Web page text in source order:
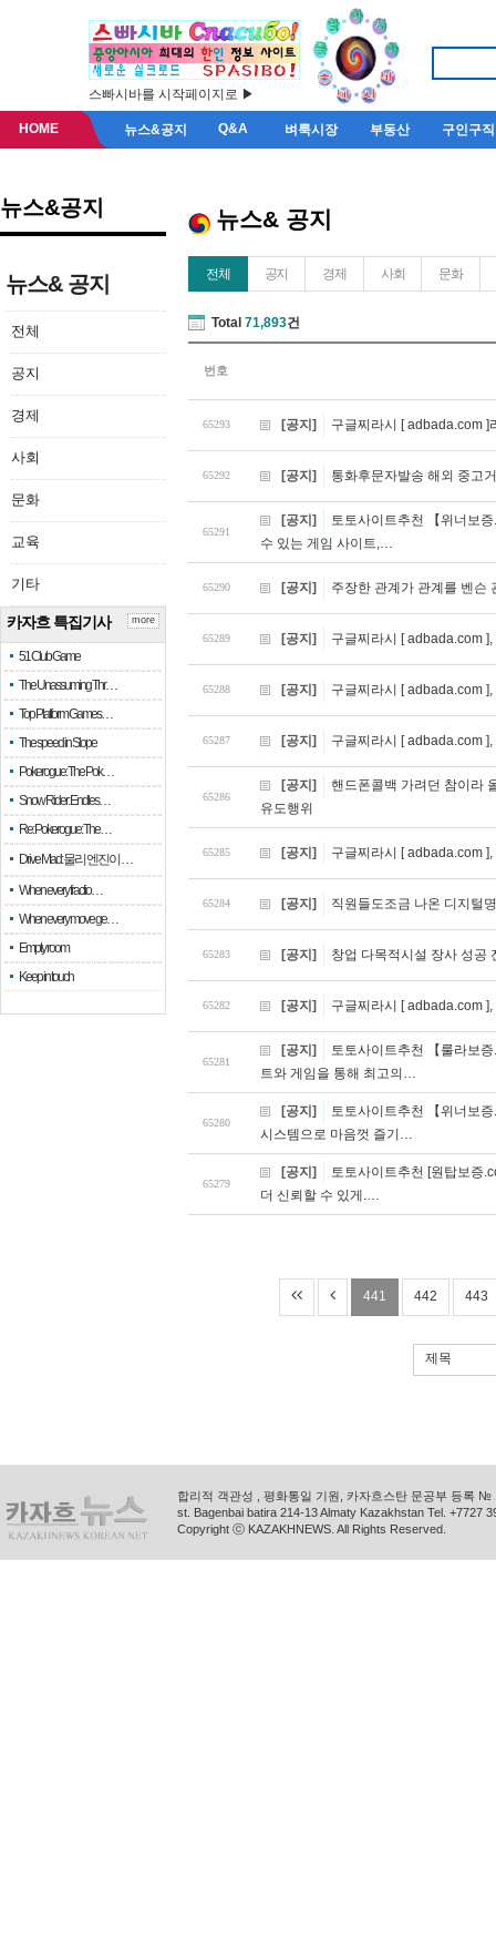
스빠시바를 시작페이지로 ▶
HOME 뉴스&공지 Q&A 벼룩시장 부동산 구인구직
뉴스&공지
뉴스& 공지
전체
공지
경제
사회
문화
교육
기타
카자흐 특집기사
51 Club Game
The Unassuming Thr…
Top Platform Games…
The speed in Slope
Pokerogue: The Pok…
Snow Rider: Endles…
Re: Pokerogue: The…
Drive Mad: 물리 엔진이 …
When every fractio…
When every move ge…
Empty room
Keep in touch
more
뉴스& 공지
전체 공지 경제 사회 문화
Total 71,893건
번호
65293 [공지] 구글찌라시 [ adbada.com ]
65292 [공지] 통화후문자발송 해외 중고
65291
[공지]
토토사이트추천 【위너보
수 있는 게임 사이트,…
65290 [공지] 주장한 관계가 관계를 벤슨
65289 [공지] 구글찌라시 [ adbada.com
65288 [공지] 구글찌라시 [ adbada.com
65287 [공지] 구글찌라시 [ adbada.com
65286
[공지]
핸드폰콜백 가려던 참이라
유도행위
65285 [공지] 구글찌라시 [ adbada.com
65284 [공지] 직원들도조금 나온 디지털
65283 [공지] 창업 다목적시설 장사 성공
65282 [공지] 구글찌라시 [ adbada.com
65281
[공지]
토토사이트추천 【룰라보
트와 게임을 통해 최고의…
65280
[공지]
토토사이트추천 【위너보
시스템으로 마음껏 즐기…
65279
[공지]
토토사이트추천 [원탑보증
더 신뢰할 수 있게.…
441 442 443
제목
합리적 객관성 , 평화통일 기원, 카자흐스탄 문공부 등록
st. Bagenbai batira 214-13 Almaty Kazakhstan Tel. +7727
Copyright ⓒ KAZAKHNEWS. All Rights Reserved.